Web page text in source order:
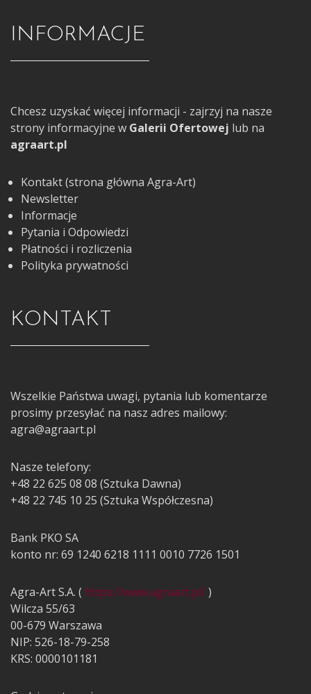
INFORMACJE
Chcesz uzyskać więcej informacji - zajrzyj na nasze
strony informacyjne w Galerii Ofertowej lub na
agraart.pl
Kontakt (strona główna Agra-Art)
Newsletter
Informacje
Pytania i Odpowiedzi
Płatności i rozliczenia
Polityka prywatności
KONTAKT
Wszelkie Państwa uwagi, pytania lub komentarze
prosimy przesyłać na nasz adres mailowy:
agra@agraart.pl
Nasze telefony:
+48 22 625 08 08 (Sztuka Dawna)
+48 22 745 10 25 (Sztuka Współczesna)
Bank PKO SA
konto nr: 69 1240 6218 1111 0010 7726 1501
Agra-Art S.A. ( https://www.agraart.pl/)
Wilcza 55/63
00-679 Warszawa
NIP: 526-18-79-258
KRS: 0000101181